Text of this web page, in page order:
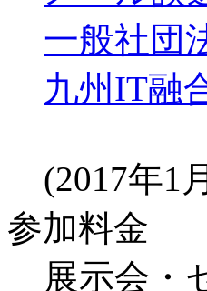
一般社団
九州IT融
(2017年1
参加料金
展示会・